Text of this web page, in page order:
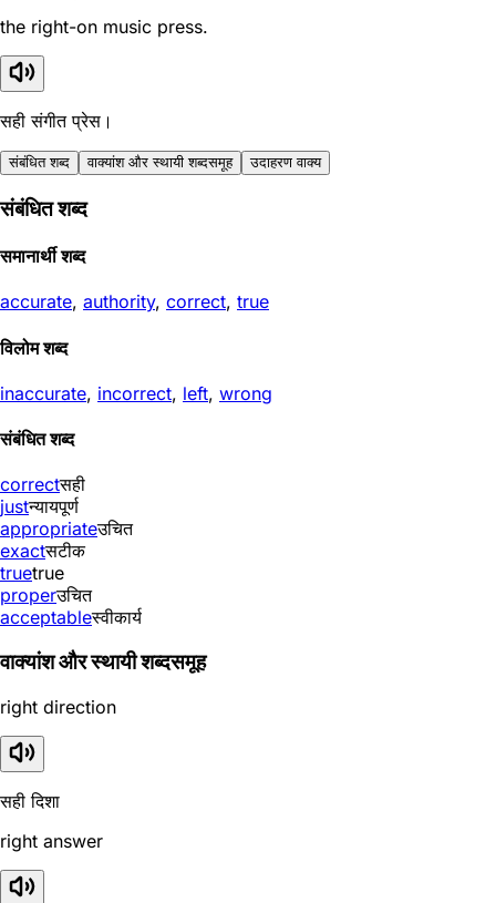
the right-on music press.
सही संगीत प्रेस।
संबंधित शब्द वाक्यांश और स्थायी शब्दसमूह उदाहरण वाक्य
संबंधित शब्द
समानार्थी शब्द
accurate, authority, correct, true
विलोम शब्द
inaccurate, incorrect, left, wrong
संबंधित शब्द
correctसही
justन्यायपूर्ण
appropriateउचित
exactसटीक
truetrue
properउचित
acceptableस्वीकार्य
वाक्यांश और स्थायी शब्दसमूह
right direction
सही दिशा
right answer